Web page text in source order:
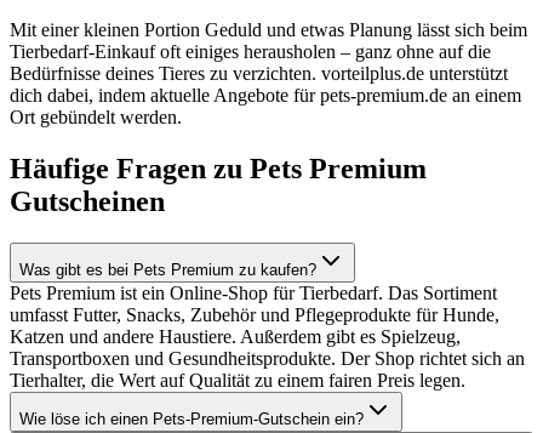
Mit einer kleinen Portion Geduld und etwas Planung lässt sich beim
Tierbedarf-Einkauf oft einiges herausholen – ganz ohne auf die
Bedürfnisse deines Tieres zu verzichten. vorteilplus.de unterstützt
dich dabei, indem aktuelle Angebote für pets-premium.de an einem
Ort gebündelt werden.
Häufige Fragen zu Pets Premium
Gutscheinen
Was gibt es bei Pets Premium zu kaufen?
Pets Premium ist ein Online-Shop für Tierbedarf. Das Sortiment
umfasst Futter, Snacks, Zubehör und Pflegeprodukte für Hunde,
Katzen und andere Haustiere. Außerdem gibt es Spielzeug,
Transportboxen und Gesundheitsprodukte. Der Shop richtet sich an
Tierhalter, die Wert auf Qualität zu einem fairen Preis legen.
Wie löse ich einen Pets-Premium-Gutschein ein?